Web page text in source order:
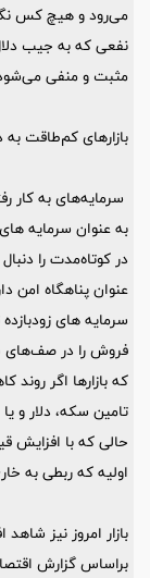
می‌رود و هیچ کس
نفعی که به جیب
مثبت و منفی
بازارهای کم‌طاقت به
سرمایه‌های به کار
به عنوان سرمایه
در کوتاه‌مدت را
عنوان پناهگاه
سرمایه های
فروش را در صف‌های
که بازارها اگر روند
تامین سکه، دلار و
حالی که با افزایش
اولیه که ربطی به
بازار امروز نیز
براساس گزارش